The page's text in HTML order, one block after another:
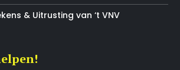
& Uitrusting van ‘t VNV